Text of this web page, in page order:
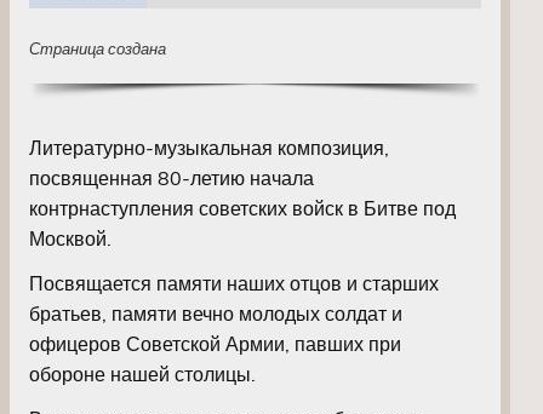
Страница создана
Литературно-музыкальная композиция,
посвященная 80-летию начала
контрнаступления советских войск в Битве под
Москвой.
Посвящается памяти наших отцов и старших
братьев, памяти вечно молодых солдат и
офицеров Советской Армии, павших при
обороне нашей столицы.